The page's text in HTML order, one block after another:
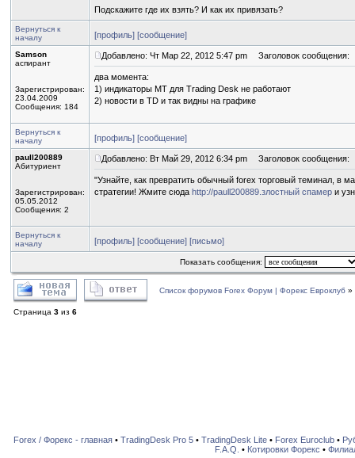
Подскажите где их взять? И как их привязать?
Вернуться к
началу
[профиль] [сообщение]
Samson
аспирант
Зарегистрирован:
23.04.2009
Сообщения: 184
Добавлено: Чт Мар 22, 2012 5:47 pm Заголовок сообщения:
два момента:
1) индикаторы МТ для Trading Desk не работают
2) новости в TD и так видны на графике
Вернуться к
началу
[профиль] [сообщение]
paull200889
Абитуриент
Зарегистрирован:
05.05.2012
Сообщения: 2
Добавлено: Вт Май 29, 2012 6:34 pm Заголовок сообщения:
"Узнайте, как превратить обычный forex торговый теминал,
стратегии! Жмите сюда http://paull200889.злостный спамер и
Вернуться к
началу
[профиль] [сообщение] [письмо]
Показать сообщения:
Список форумов Forex Форум | Форекс Евроклуб »
Страница 3 из 6
Forex / Форекс - главная• TradingDesk Pro 5• TradingDesk Lite• Forex Euroclub•
F.A.Q. • Котировки Форекс •